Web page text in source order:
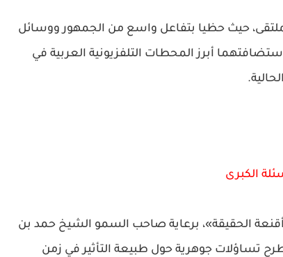
حيث حظيا بتفاعل واسع من الجمهور ووسائل
أبرز المحطات التلفزيونية العربية في
الكبرى
الحقيقة»، برعاية صاحب السمو الشيخ حمد بن
تساؤلات جوهرية حول طبيعة التأثير في زمن